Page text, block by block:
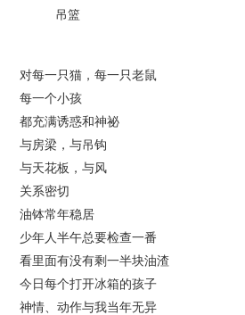
吊篮
对每一只猫，每一只老鼠
每一个小孩
都充满诱惑和神祕
与房梁，与吊钩
与天花板，与风
关系密切
油钵常年稳居
少年人半午总要检查一番
看里面有没有剩一半块油渣
今日每个打开冰箱的孩子
神情、动作与我当年无异